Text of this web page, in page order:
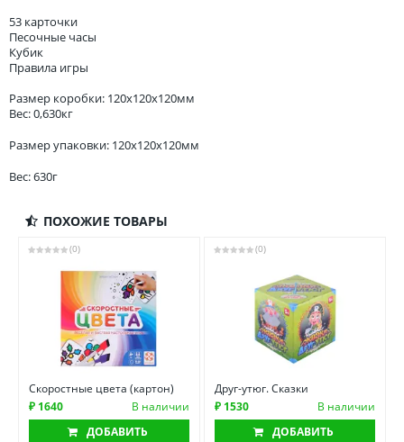
53 карточки
Песочные часы
Кубик
Правила игры
Размер коробки: 120x120x120мм
Вес: 0,630кг
Размер упаковки: 120x120x120мм
Вес: 630г
ПОХОЖИЕ ТОВАРЫ
(0)
Скоростные цвета (картон)
₽ 1640
В наличии
ДОБАВИТЬ
(0)
Друг-утюг. Сказки
₽ 1530
В наличии
ДОБАВИТЬ